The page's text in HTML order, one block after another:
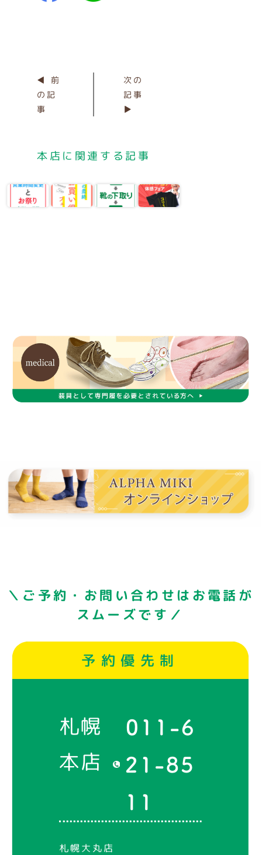
◀ 前
の記
事
次の
記事
▶
本店に関連する記事
＼ご予約・お問い合わせはお電話が
スムーズです／
予約優先制
札幌
本店
011-6
21-85
11
札幌大丸店